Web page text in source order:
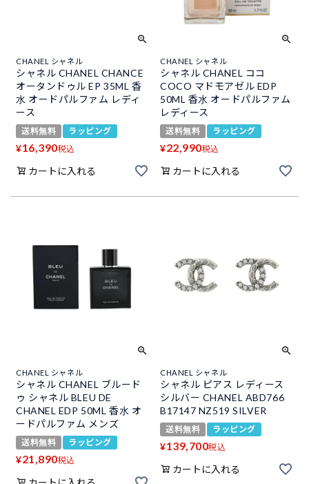
CHANEL シャネル
シャネル CHANEL CHANCE
オータンドゥル EP 35ML 香
水 オードパルファム レディ
ース
送料無料 ラッピング
¥16,390税込
カートに入れる
CHANEL シャネル
シャネル CHANEL ココ
COCO マドモアゼル EDP
50ML 香水 オードパルファム
レディース
送料無料 ラッピング
¥22,990税込
カートに入れる
CHANEL シャネル
シャネル CHANEL ブルード
ゥ シャネル BLEU DE
CHANEL EDP 50ML 香水 オ
ードパルファム メンズ
送料無料 ラッピング
¥21,890税込
CHANEL シャネル
シャネル ピアス レディース
シルバー CHANEL ABD766
B17147 NZ519 SILVER
送料無料 ラッピング
¥139,700税込
カートに入れる